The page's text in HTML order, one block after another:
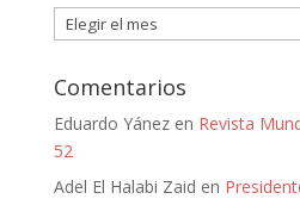
Archivos
Comentarios
Eduardo Yánezen Revista
52
Adel El Halabi Zaid en